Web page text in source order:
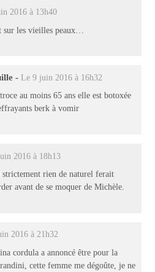
2016 à 13h40
sur les vieilles peaux…
- Le 9 juin 2016 à 16h32
au moins 65 ans elle est botoxée
berk à vomir
2016 à 18h13
strictement rien de naturel ferait
avant de se moquer de Michèle.
2016 à 21h32
cordula a annoncé être pour la
cette femme me dégoûte, je ne